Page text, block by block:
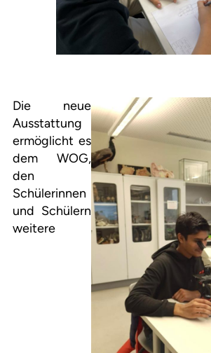
Die neue
Ausstattung
ermöglicht es
dem WOG,
den
Schülerinnen
und Schülern
weitere